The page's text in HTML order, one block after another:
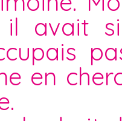
il avait
en